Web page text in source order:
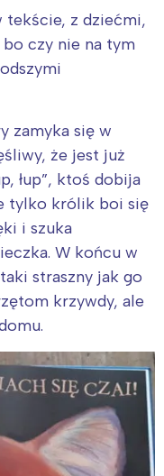
tekście, z dziećmi,
czy nie na tym
zamyka się w
że jest już
łup”, ktoś dobija
tylko królik boi się
i szuka
W końcu w
straszny jak go
krzywdy, ale